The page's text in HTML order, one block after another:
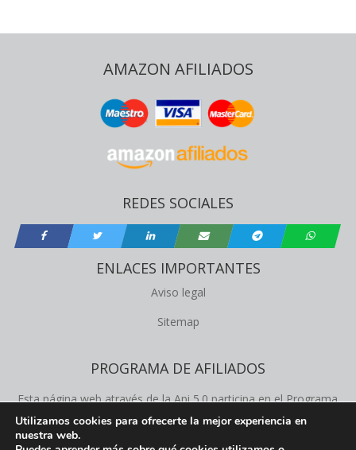
AMAZON AFILIADOS
REDES SOCIALES
ENLACES IMPORTANTES
Aviso legal
Sitemap
PROGRAMA DE AFILIADOS
Esta página web através de la Api 5.0 participa en el Programa
de Afiliados de Amazon Product Advertising, este programa
permite a los propietários de la web obtener comisiones de
Utilizamos cookies para ofrecerte la mejor experiencia en
nuestra web.